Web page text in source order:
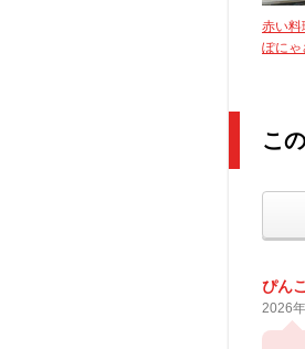
赤い料
ぽにゃ
こ
ぴん
2026